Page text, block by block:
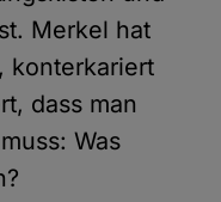
Merkel hat
konterkariert
dass man
Was